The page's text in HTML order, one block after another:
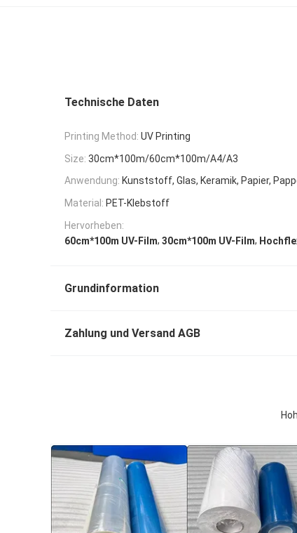
Technische Daten
Printing Method: UV Printing
Size: 30cm*100m/60cm*100m/A4/A3
Anwendung: Kunststoff, Glas, Keramik, Papier,
Material: PET-Klebstoff
Hervorheben:
60cm*100m UV-Film, 30cm*100m UV-Film,
Grundinformation
Zahlung und Versand AGB